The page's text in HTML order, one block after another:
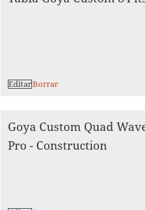
EditarBorrar
Goya Custom Quad
Pro - Construction